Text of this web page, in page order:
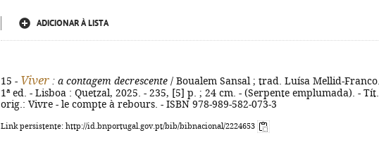
ADICIONAR À LISTA
15 - Viver : a contagem decrescente / Boualem Sansal ; trad. Luísa Mellid-
1ª ed. - Lisboa : Quetzal, 2025. - 235, [5] p. ; 24 cm. - (Serpente emplumada). - Tít.
orig.: Vivre - le compte à rebours. - ISBN 978-989-582-073-3
Link persistente: http://id.bnportugal.gov.pt/bib/bibnacional/2224653